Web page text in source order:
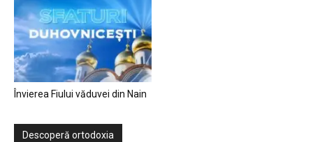
Învierea Fiului văduvei din Nain
Descoperă ortodoxia